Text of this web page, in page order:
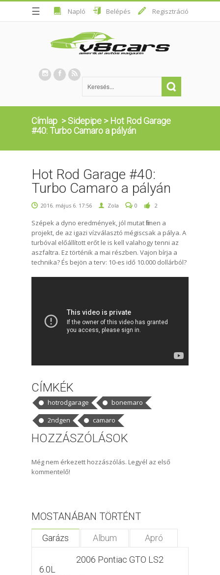
☰ Napló Belépés Regisztráció
Címlap >Sidepipe > Hot Rod Garage
#40: Turbo Camaro a pályán
Hot Rod Garage #40:
Turbo Camaro a pályán
2016. május 6. 17:56 Zola 0 2
Szépek a dyno eredmények, jól mutat filmen a
projekt, de az igazi vízválasztó mégiscsak a pálya. A
turbóval előállított erőt le is kell valahogy tenni az
aszfaltra. Ez történik a mai részben. Vajon bírja a
technika? És bejön a terv: 10-es idő 10.000 dollárból?
CÍMKÉK
hotrodgarage
bonemaro
2ndgen
camaro
HOZZÁSZÓLÁSOK
Még nem érkezett hozzászólás. Legyél az első
kommentelő!
MOSTANÁBAN TÖRTÉNT
Garázs Album Apró
2006 Pontiac GTO LS2
6.0L